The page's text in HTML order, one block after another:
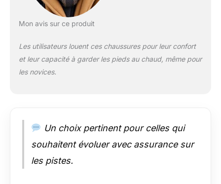
Mon avis sur ce produit
Les utilisateurs louent ces chaussures pour leur confort
et leur capacité à garder les pieds au chaud, même pour
les novices.
Un choix pertinent pour celles qui
souhaitent évoluer avec assurance sur
les pistes.